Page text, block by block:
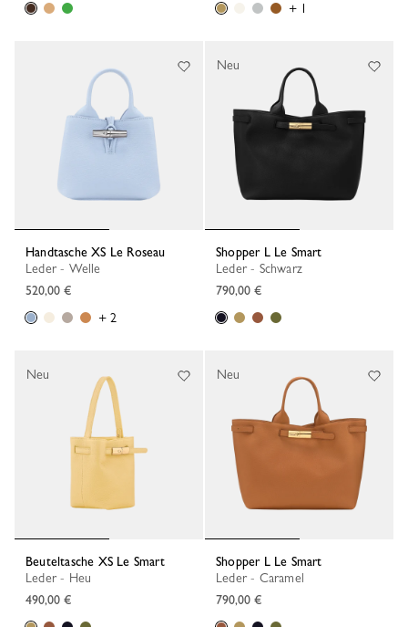
+ 1
Handtasche XS Le Roseau
Leder - Welle
520,00 €
+ 2
Shopper L Le Smart
Leder - Schwarz
790,00 €
Neu
Beuteltasche XS Le Smart
Leder - Heu
490,00 €
Neu
Shopper L Le Smart
Leder - Caramel
790,00 €
Neu